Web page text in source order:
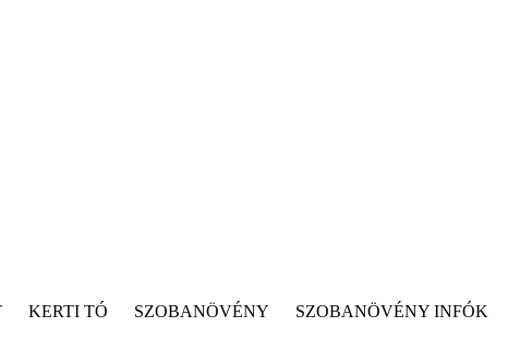
KERTI TÓ SZOBANÖVÉNY SZOBANÖVÉNY INFÓK